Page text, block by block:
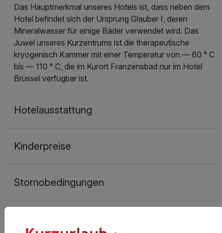
Das Hauptmerkmal unseres Hotels ist, dass neben dem
Hotel befindet sich der Ursprung Glauber I, deren
Mineralwasser für einige Bäder verwendet wird. Das
Juwel unseres Kurzentrums ist die therapeutische
kryogenisch Kammer mit einer Temperatur von — 60 ° C
bis — 110 ° C, die im Kurort Franzensbad nur im Hotel
Brüssel verfügbar ist.
Hotelausstattung
Kinderpreise
Stornobedingungen